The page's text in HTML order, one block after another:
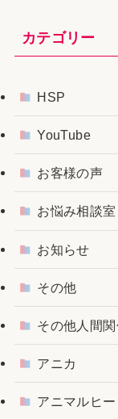
カテゴリー
HSP
YouTube
お客様の声
お悩み相談室
お知らせ
その他
その他人間
アニカ
アニマルヒ